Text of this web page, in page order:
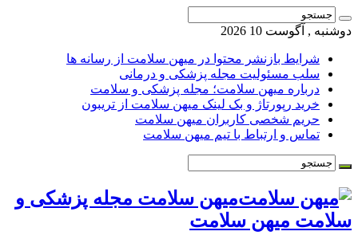
دوشنبه , آگوست 10 2026
شرایط بازنشر محتوا در میهن سلامت از رسانه ها
سلب مسئولیت مجله پزشکی و درمانی
درباره میهن سلامت؛ مجله پزشکی و سلامت
خرید رپورتاژ و بک لینک میهن سلامت از تریبون
حریم شخصی کاربران میهن سلامت
تماس و ارتباط با تیم میهن سلامت
میهن سلامت مجله پزشکی و
سلامت میهن سلامت